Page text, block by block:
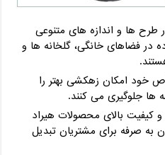
طرح ها و اندازه های متنوعی
در فضاهای خانگی، گلخانه ها و
خود امکان زهکشی بهتر را
ها جلوگیری می کنند.
کیفیت بالای محصولات هیراد
به صرفه برای مشتریان تبدیل